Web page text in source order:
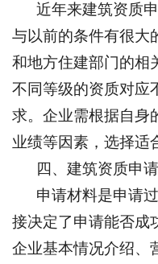
近年来建筑资质
与以前的条件有很大
和地方住建部门的相
不同等级的资质对应
求。企业需根据自身
业绩等因素，选择适
四、建筑资质申
申请材料是申请
接决定了申请能否成
企业基本情况介绍、